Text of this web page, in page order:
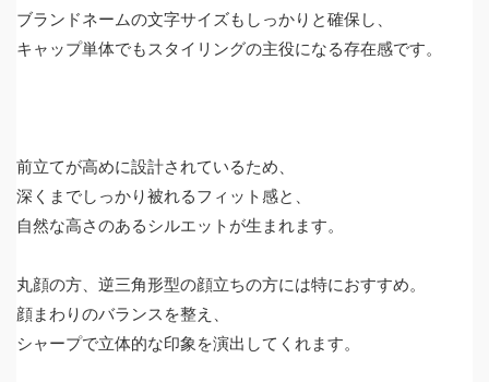
ブランドネームの文字サイズもしっかりと確保し、
キャップ単体でもスタイリングの主役になる存在感です。
前立てが高めに設計されているため、
深くまでしっかり被れるフィット感と、
自然な高さのあるシルエットが生まれます。
丸顔の方、逆三角形型の顔立ちの方には特におすすめ。
顔まわりのバランスを整え、
シャープで立体的な印象を演出してくれます。